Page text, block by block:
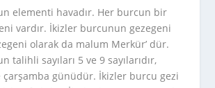
elementi havadır. Her burcun bir
vardır. İkizler burcunun gezegeni
olarak da malum Merkür’ dür.
talihli sayıları 5 ve 9 sayılarıdır,
günüdür. İkizler burcu gezi